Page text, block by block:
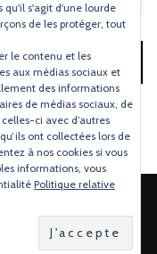
qu'il s'agit d'une lourde
de les protéger, tout
le contenu et les
aux médias sociaux et
des informations
de médias sociaux, de
ci avec d’autres
ont collectées lors de
à nos cookies si vous
informations, vous
Politique relative